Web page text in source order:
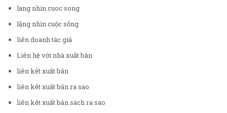
lang nhin cuoc song
lặng nhìn cuộc sống
liên doanh tác giả
Liên hệ với nhà xuất bản
liên kết xuất bản
liên kết xuất bản ra sao
liên kết xuất bản sách ra sao